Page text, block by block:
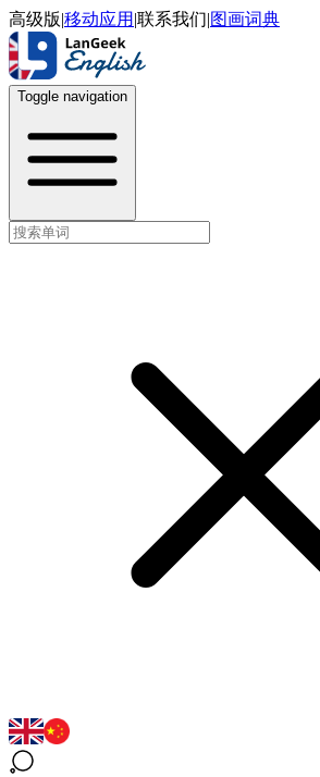
高级版|移动应用 |联系我们|图画词典
Toggle navigation